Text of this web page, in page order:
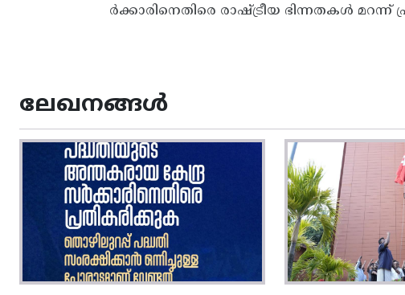
ര്‍ക്കാരിനെതിരെ രാഷ്ട്രീയ ഭിന്നതകള്‍
ലേഖനങ്ങൾ